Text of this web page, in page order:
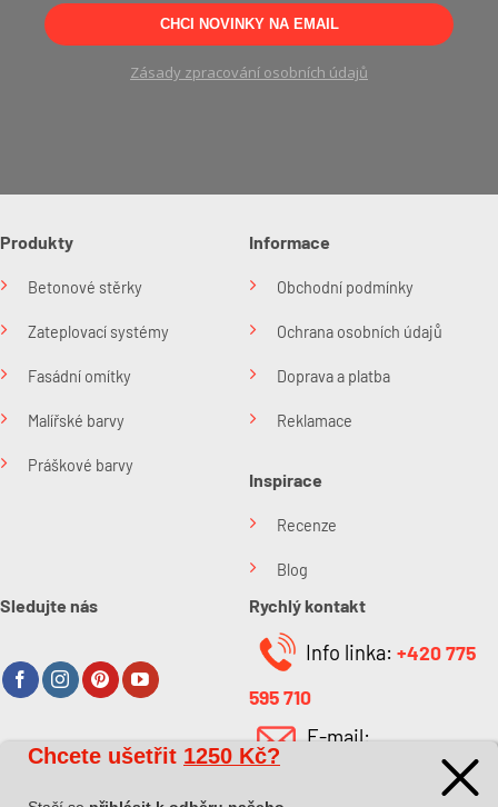
CHCI NOVINKY NA EMAIL
Zásady zpracování osobních údajů
Produkty
Betonové stěrky
Zateplovací systémy
Fasádní omítky
Malířské barvy
Práškové barvy
Informace
Obchodní podmínky
Ochrana osobních údajů
Doprava a platba
Reklamace
Inspirace
Recenze
Blog
Sledujte nás
O společnosti
Rychlý kontakt
Info linka: +420 775
595 710
E-mail:
Chcete ušetřit 1250 Kč?